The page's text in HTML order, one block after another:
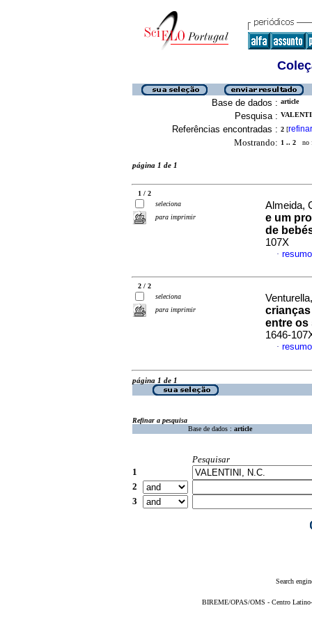
Base de dados : article
Pesquisa :
Referências encontradas : 2 [refinar
Mostrando: 1 .. 2 no
página 1 de 1
1 / 2
seleciona
para imprimir
Almeida,
e um
de
107X
·
2 / 2
seleciona
para imprimir
crianças
entre os
1646-
·
página 1 de 1
Refinar a pesquisa
Base de dados : article
Pesquisar
1
2
3
Search
BIREME/OPAS/OMS - Centro Latino-